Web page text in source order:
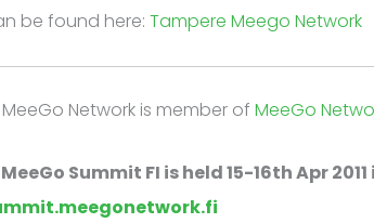
be found here: Tampere Meego Network
Network is member of MeeGo
Summit FI is held 15-16th Apr